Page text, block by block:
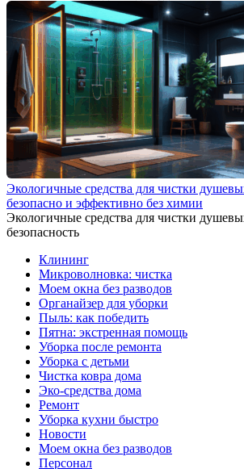
Экологичные средства для чистки
безопасно и эффективно без химии
Экологичные средства для чистки
безопасность
Клининг
Микроволновка: чистка
Моем окна без разводов
Органайзер для уборки
Пыль: как победить
Пятна: экстренная помощь
Уборка после ремонта
Уборка с детьми
Чистка ковра дома
Эко-средства дома
Ремонт
Уборка кухни быстро
Новости
Моем окна без разводов
Персонал